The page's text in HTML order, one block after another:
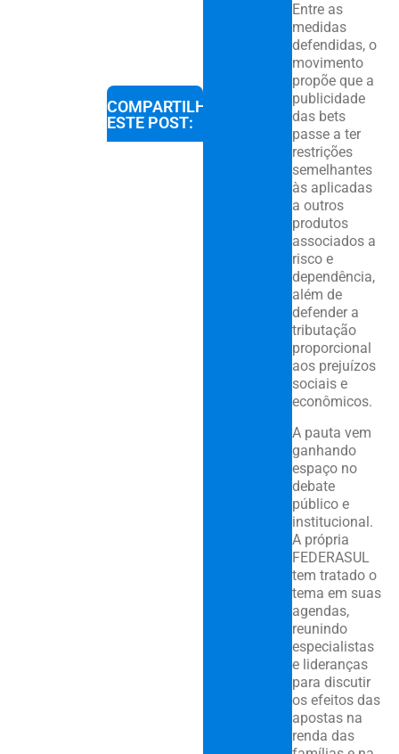
COMPARTILHE
ESTE POST:
Entre as
medidas
defendidas, o
movimento
propõe que a
publicidade
das bets
passe a ter
restrições
semelhantes
às aplicadas
a outros
produtos
associados a
risco e
dependência,
além de
defender a
tributação
proporcional
aos prejuízos
sociais e
econômicos.
A pauta vem
ganhando
espaço no
debate
público e
institucional.
A própria
FEDERASUL
tem tratado o
tema em suas
agendas,
reunindo
especialistas
e lideranças
para discutir
os efeitos das
apostas na
renda das